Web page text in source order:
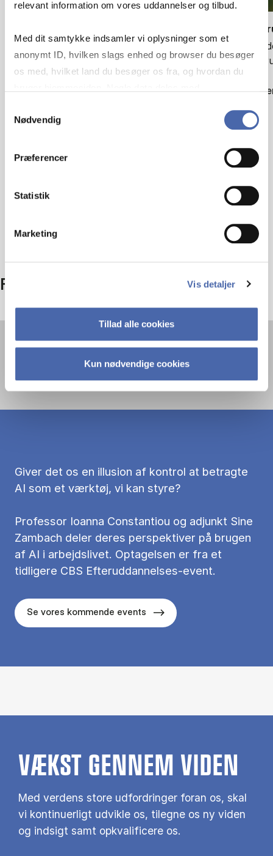
relevant information om vores uddannelser og tilbud.
Med dit samtykke indsamler vi oplysninger som et
anonymt ID, hvilken slags enhed og browser du besøger
os med, hvilket land du besøger os fra, og hvordan du
markedsføring. Du bestemmer selv - og kan altid trække
Nødvendig
Præferencer
Statistik
Marketing
Vis detaljer
Tillad alle cookies
Kun nødvendige cookies
Der er åbent for tilmelding til ledige pladser.
Læs mere
En
Læs
Fremtidens arbejdsliv med AI
Giver det os en illusion af kontrol at betragte
AI som et værktøj, vi kan styre?
Professor Ioanna Constantiou og adjunkt Sine
Zambach deler deres perspektiver på brugen
af AI i arbejdslivet. Optagelsen er fra et
tidligere CBS Efteruddannelses-event.
Se vores kommende events
You mustaccept statistics cookiesto view this
video.
VÆKST GENNEM VIDEN
Med verdens store udfordringer foran os, skal
vi kontinuerligt udvikle os, tilegne os ny viden
og indsigt samt opkvalificere os.